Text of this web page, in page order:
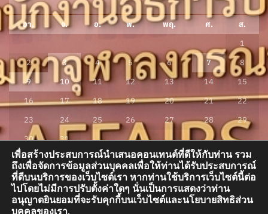
อา. จ. อ. พ. พฤ. ศ.
ส.
1
2
3 4 5 6 7
8
9
10 11 12 13 14
15
16
17 18 19 20 21
22
23
24 25 26 27 28
29
30
31
« ก.ค.
กองกิจการนิสิต อาคารสมเด็จพระพุฒาจารย์ (เกี่ยว อุปเสณมหาเถระ) อาคารเรียน
เพื่อสร้างประสบการณ์นำเสนอคอนเทนต์ที่ดีให้กับท่าน รวม
ถึงเพื่อจัดการข้อมูลส่วนบุคคลเพื่อให้ท่านได้รับประสบการณ์
ที่ดีบนบริการของเว็บไซต์เรา หากท่านใช้บริการเว็บไซต์นี้ต่อ
ไปโดยไม่มีการปรับตั้งค่าใดๆ นั่นเป็นการแสดงว่าท่าน
อนุญาตยินยอมที่จะรับคุกกี้บนเว็บไซต์และนโยบายสิทธิส่วน